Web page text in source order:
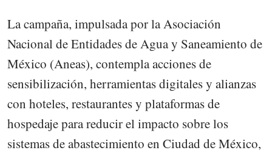
La campaña, impulsada por la Asociación
Nacional de Entidades de Agua y Saneamiento de
México (Aneas), contempla acciones de
sensibilización, herramientas digitales y alianzas
con hoteles, restaurantes y plataformas de
hospedaje para reducir el impacto sobre los
sistemas de abastecimiento en Ciudad de México,